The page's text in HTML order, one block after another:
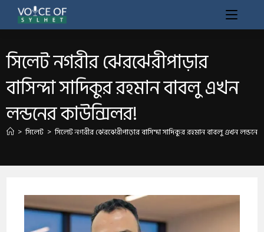
সিলেট নগরীর ঝেরঝেরীপাড়ার
বাসিন্দা সাদিকুর রহমান বাবলু এখন
লন্ডনের কাউন্সিলর!
> সিলেট > সিলেট নগরীর ঝেরঝেরীপাড়ার বাসিন্দা সাদিকুর রহমান বাবলু এখন